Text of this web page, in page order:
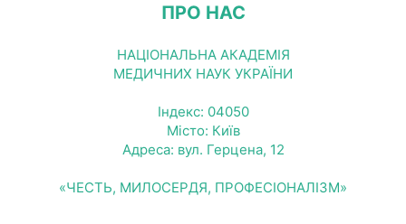
ПРО НАС
НАЦІОНАЛЬНА АКАДЕМІЯ
МЕДИЧНИХ НАУК УКРАЇНИ
Індекс: 04050
Місто: Київ
Адреса: вул. Герцена, 12
«ЧЕСТЬ, МИЛОСЕРДЯ, ПРОФЕСІОНАЛІЗМ»